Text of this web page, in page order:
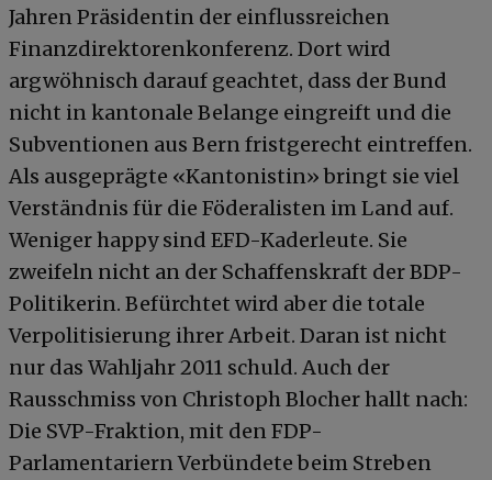
Jahren Präsidentin der einflussreichen
Finanzdirektorenkonferenz. Dort wird
argwöhnisch darauf geachtet, dass der Bund
nicht in kantonale Belange eingreift und die
Subventionen aus Bern fristgerecht eintreffen.
Als ausgeprägte «Kantonistin» bringt sie viel
Verständnis für die Föderalisten im Land auf.
Weniger happy sind EFD-Kaderleute. Sie
zweifeln nicht an der Schaffenskraft der BDP-
Politikerin. Befürchtet wird aber die totale
Verpolitisierung ihrer Arbeit. Daran ist nicht
nur das Wahljahr 2011 schuld. Auch der
Rausschmiss von Christoph Blocher hallt nach:
Die SVP-Fraktion, mit den FDP-
Parlamentariern Verbündete beim Streben